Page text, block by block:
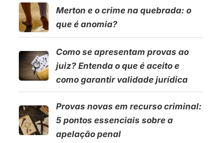
Merton e o crime na quebrada: o
que é anomia?
Como se apresentam provas ao
juiz? Entenda o que é aceito e
como garantir validade jurídica
Provas novas em recurso criminal:
5 pontos essenciais sobre a
apelação penal